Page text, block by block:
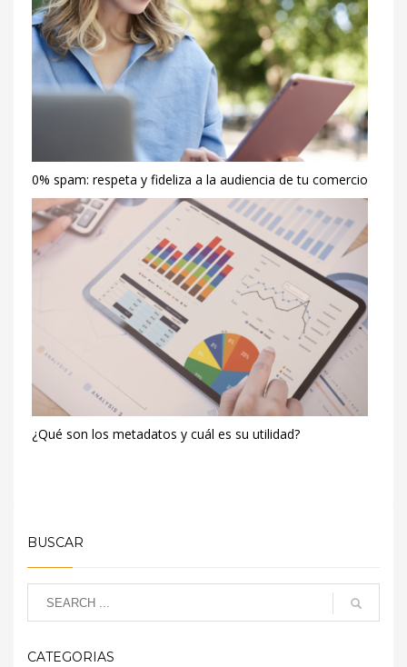
0% spam: respeta y fideliza a la audiencia de tu comercio
¿Qué son los metadatos y cuál es su utilidad?
BUSCAR
CATEGORIAS